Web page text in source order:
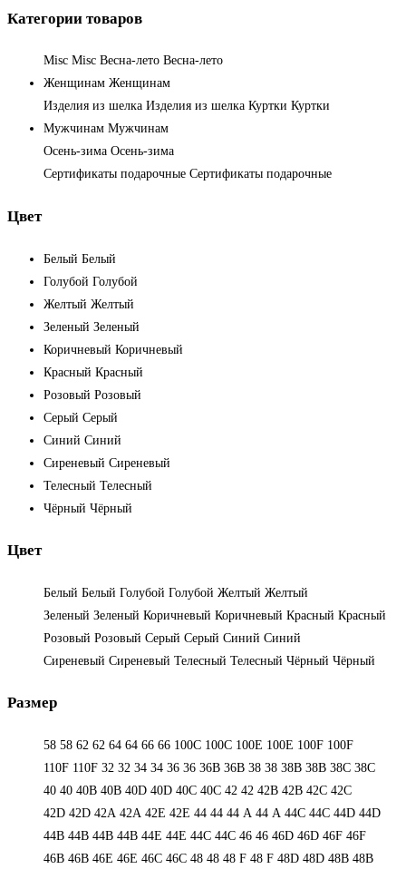
Категории товаров
Misc Misc Весна-лето Весна-лето
Женщинам Женщинам
Изделия из шелка Изделия из шелка Куртки Куртки
Мужчинам Мужчинам
Осень-зима Осень-зима
Сертификаты подарочные Сертификаты подарочные
Цвет
Белый Белый
Голубой Голубой
Желтый Желтый
Зеленый Зеленый
Коричневый Коричневый
Красный Красный
Розовый Розовый
Серый Серый
Синий Синий
Сиреневый Сиреневый
Телесный Телесный
Чёрный Чёрный
Цвет
Белый Белый Голубой Голубой Желтый Желтый
Зеленый Зеленый Коричневый Коричневый Красный Красный
Розовый Розовый Серый Серый Синий Синий
Сиреневый Сиреневый Телесный Телесный Чёрный Чёрный
Размер
58 58 62 62 64 64 66 66 100C 100C 100E 100E 100F 100F
110F 110F 32 32 34 34 36 36 36B 36B 38 38 38B 38B 38С 38С
40 40 40B 40B 40D 40D 40С 40С 42 42 42B 42B 42C 42C
42D 42D 42А 42А 42Е 42Е 44 44 44 А 44 А 44C 44C 44D 44D
44В 44В 44В 44В 44Е 44Е 44С 44С 46 46 46D 46D 46F 46F
46В 46В 46Е 46Е 46С 46С 48 48 48 F 48 F 48D 48D 48В 48В